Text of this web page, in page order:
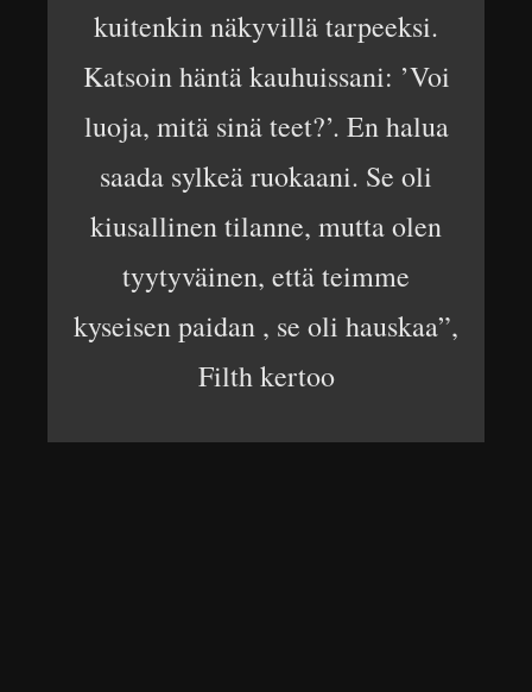
kuitenkin näkyvillä tarpeeksi.
Katsoin häntä kauhuissani: ’Voi
luoja, mitä sinä teet?’. En halua
saada sylkeä ruokaani. Se oli
kiusallinen tilanne, mutta olen
tyytyväinen, että teimme
kyseisen paidan , se oli hauskaa”,
Filth kertoo